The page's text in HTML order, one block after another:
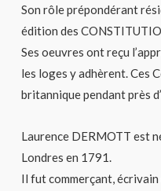
Son rôle prépondérant
édition des
Ses oeuvres ont reçu
les loges y adhèrent. Ces
britannique pendant près
Laurence DERMOTT est
Londres en 1791.
Il fut commerçant,